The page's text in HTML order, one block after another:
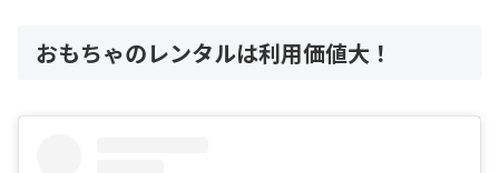
おもちゃのレンタルは利用価値大！